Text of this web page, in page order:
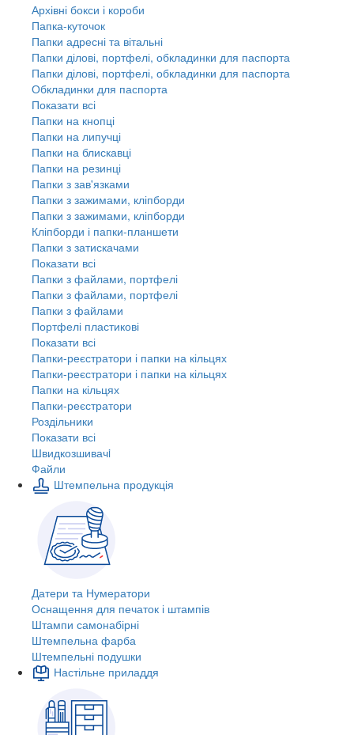
Архівні бокси і короби
Папка-куточок
Папки адресні та вітальні
Папки ділові, портфелі, обкладинки для паспорта
Папки ділові, портфелі, обкладинки для паспорта
Обкладинки для паспорта
Показати всі
Папки на кнопці
Папки на липучці
Папки на блискавці
Папки на резинці
Папки з зав'язками
Папки з зажимами, кліпборди
Папки з зажимами, кліпборди
Кліпборди і папки-планшети
Папки з затискачами
Показати всі
Папки з файлами, портфелі
Папки з файлами, портфелі
Папки з файлами
Портфелі пластикові
Показати всі
Папки-реєстратори і папки на кільцях
Папки-реєстратори і папки на кільцях
Папки на кільцях
Папки-реєстратори
Роздільники
Показати всі
Швидкозшивачi
Файли
Штемпельна продукція
Датери та Нумератори
Оснащення для печаток і штампів
Штампи самонабірні
Штемпельна фарба
Штемпельні подушки
Настільне приладдя